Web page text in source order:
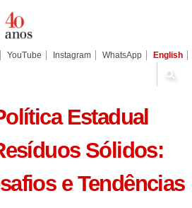
YouTube Instagram WhatsApp English
Estadual
Sólidos:
e Tendências